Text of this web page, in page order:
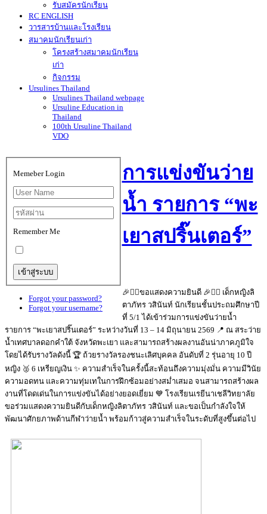
รับสมัครนักเรียน
RC ENGLISH
วารสารบ้านและโรงเรียน
สมาคมนักเรียนเก่า
โครงสร้างสมาคมนักเรียน
เก่า
กิจกรรม
Ursulines Thailand
Ursulines Thailand webpage
Ursuline Education in
Thailand
100th Ursuline Thailand
VDO
Memeber Login
Remember Me
Forgot your password?
Forgot your username?
การแข่งขันว่าย
น้ำ รายการ “พะ
เยาสปริ๊นเตอร์”
🎉🏊‍♀️ขอแสดงความยินดี 🎉🏊‍♀️ เด็กหญิงลิ
ตาภัทร วสินันท์ นักเรียนชั้นประถมศึกษาปี
ที่ 5/1 ได้เข้าร่วมการแข่งขันว่ายน้ำ
รายการ “พะเยาสปริ๊นเตอร์” ระหว่างวันที่ 13 – 14 มิถุนายน 2569 📍 ณ สระว่าย
น้ำเทศบาลดอกคำใต้ จังหวัดพะเยา และสามารถสร้างผลงานอันน่าภาคภูมิใจ
โดยได้รับรางวัลดังนี้ 🏆 ถ้วยรางวัลรองชนะเลิศบุคคล อันดับที่ 2 รุ่นอายุ 10 ปี
หญิง 🥈 6 เหรียญเงิน ✨ ความสำเร็จในครั้งนี้สะท้อนถึงความมุ่งมั่น ความมีวินัย
ความอดทน และความทุ่มเทในการฝึกซ้อมอย่างสม่ำเสมอ จนสามารถสร้างผล
งานที่โดดเด่นในการแข่งขันได้อย่างยอดเยี่ยม 💙 โรงเรียนเรยีนาเชลีวิทยาลัย
ขอร่วมแสดงความยินดีกับเด็กหญิงลิตาภัทร วสินันท์ และขอเป็นกำลังใจให้
พัฒนาศักยภาพด้านกีฬาว่ายน้ำ พร้อมก้าวสู่ความสำเร็จในระดับที่สูงขึ้นต่อไป